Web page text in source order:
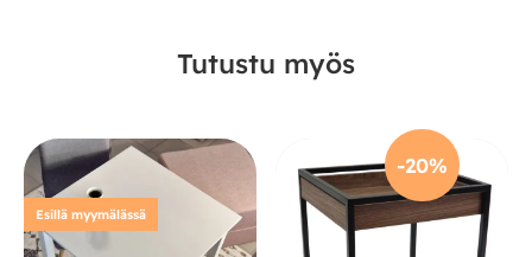
Tutustu myös
Esillä myymälässä
-20%